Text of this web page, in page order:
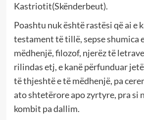
Kastriotit(Skënderbeut).
Poashtu nuk është rastësi që ai e
testament të tillë, sepse shumica
mëdhenjë, filozof, njerëz të
rilindas etj, e kanë përfunduar
të thjeshtë e të mëdhenjë, pa
ato shtetërore apo zyrtyre, pra si
kombit pa dallim.